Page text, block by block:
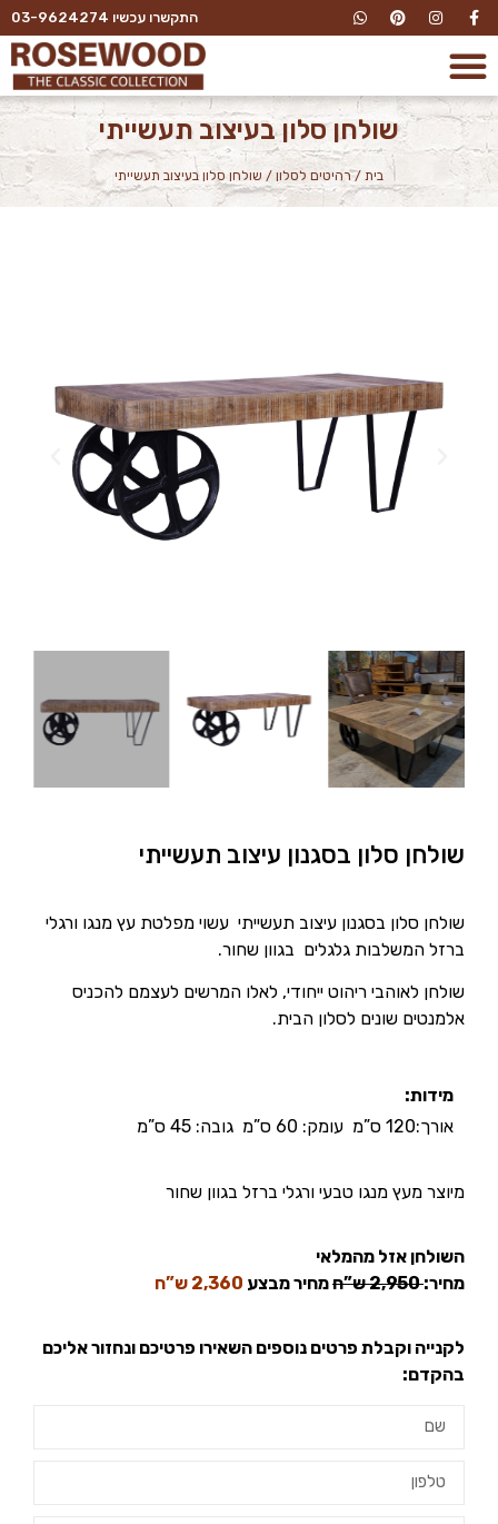
התקשרו עכשיו 03-9624274
שולחן סלון בעיצוב תעשייתי
בית /רהיטים לסלון / שולחן סלון בעיצוב תעשייתי
שולחן סלון בסגנון עיצוב תעשייתי
שולחן סלון בסגנון עיצוב תעשייתי עשוי מפלטת עץ מנגו ורגלי
ברזל המשלבות גלגלים בגוון שחור.
שולחן לאוהבי ריהוט ייחודי, לאלו המרשים לעצמם להכניס
אלמנטים שונים לסלון הבית.
מידות:
אורך:120 ס”מ עומק: 60 ס”מ גובה: 45 ס”מ
מיוצר מעץ מנגו טבעי ורגלי ברזל בגוון שחור
השולחן אזל מהמלאי
מחיר:2,950 ש”ח מחיר מבצע 2,360 ש”ח
לקנייה וקבלת פרטים נוספים השאירו פרטיכם ונחזור אליכם
בהקדם: